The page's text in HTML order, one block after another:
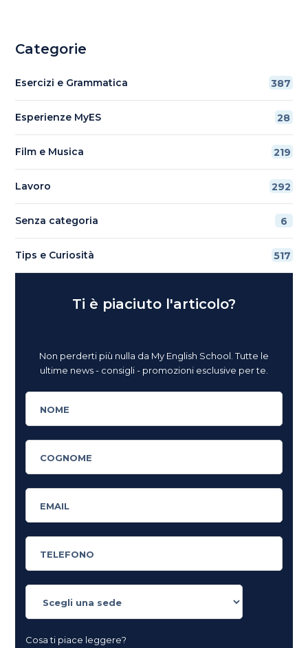
Categorie
Esercizi e Grammatica 387
Esperienze MyES 28
Film e Musica 219
Lavoro 292
Senza categoria 6
Tips e Curiosità 517
Ti è piaciuto l'articolo?
Non perderti più nulla da My English School. Tutte le
ultime news - consigli - promozioni esclusive per te.
Cosa ti piace leggere?